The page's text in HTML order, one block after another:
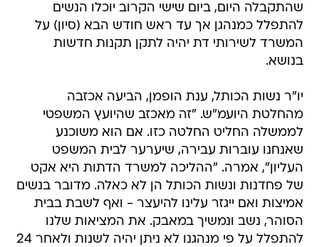
שהתקבלה היום, ביום שישי הקרוב יוכלו הנשים
להתפלל כמנהגן אך עד ראש חודש הבא (סיון) על
המשרד לשירותי דת יהיה לתקן תקנות חדשות
בנושא.
יו"ר נשות הכותל, ענת הופמן, הביעה אכזבה
מהחלטת היועמ"ש. "זה מאכזב שהיועץ המשפטי
לממשלה החליט החלטה כזו. אם הוא משוכנע
שאנחנו עוברות עבירה, שיערער לבית המשפט
העליון", אמרה. "ההליכה למשרד הדתות היא אקט
של פחדנות ונשות הכותל הן לא כאלה. מדובר בנשים
אמיצות ואם ייגזר עלינו להיעצר - ואף לשבת בבית
הסוהר, נשב ונמשיך במאבק. את המציאות שלנו
להתפלל על פי מנהגנו לא ניתן יהיה לשנות ולאחר 24